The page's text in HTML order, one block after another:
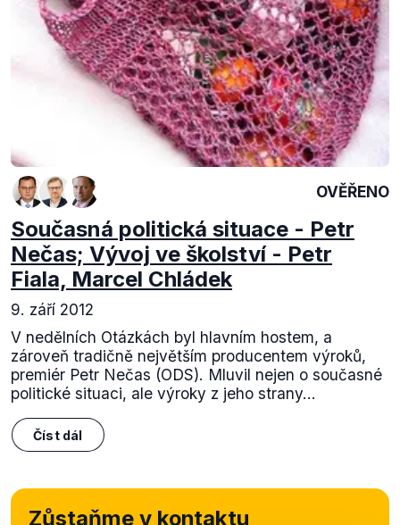
OVĚŘENO
Současná politická situace - Petr
Nečas; Vývoj ve školství - Petr
Fiala, Marcel Chládek
9. září 2012
V nedělních Otázkách byl hlavním hostem, a
zároveň tradičně největším producentem výroků,
premiér Petr Nečas (ODS). Mluvil nejen o současné
politické situaci, ale výroky z jeho strany...
Číst dál
Zůstaňme v kontaktu